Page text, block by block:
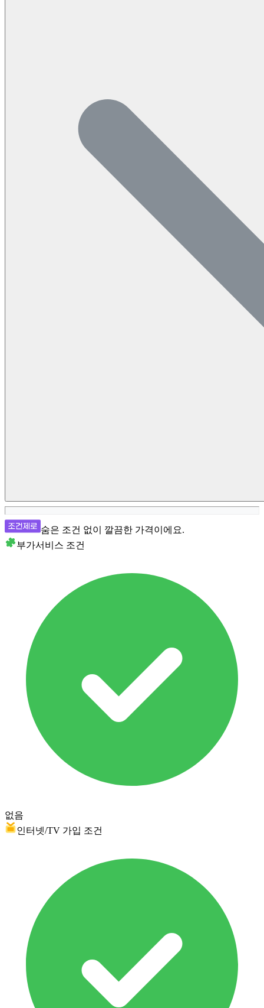
숨은 조건 없이 깔끔한 가격이에요.
부가서비스 조건
없음
인터넷/TV 가입 조건